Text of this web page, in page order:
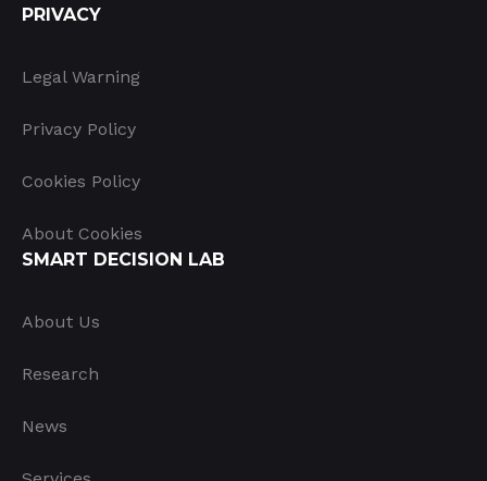
PRIVACY
Legal Warning
Privacy Policy
Cookies Policy
About Cookies
SMART DECISION LAB
About Us
Research
News